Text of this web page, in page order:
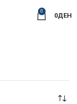
0
0ДЕН